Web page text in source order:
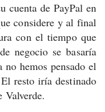
cuenta de PayPal en
considere y al final
con el tiempo que
negocio se basaría
hemos pensado el
resto iría destinado
Valverde.